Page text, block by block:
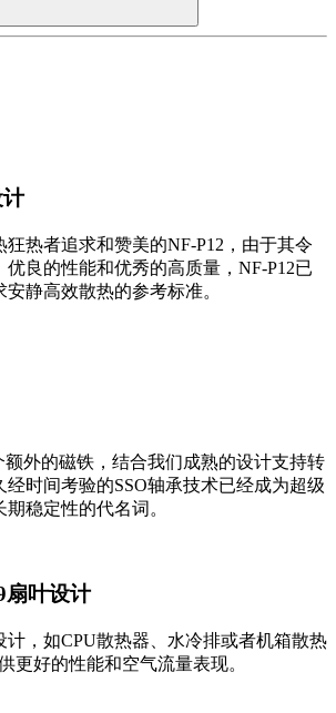
热者追求和赞美的NF-P12，由于其令
优良的性能和优秀的高质量，NF-P12已
安静高效散热的参考标准。
额外的磁铁，结合我们成熟的设计支持转
时间考验的SSO轴承技术已经成为超级
稳定性的代名词。
扇叶设计
计，如CPU散热器、水冷排或者机箱散热
更好的性能和空气流量表现。